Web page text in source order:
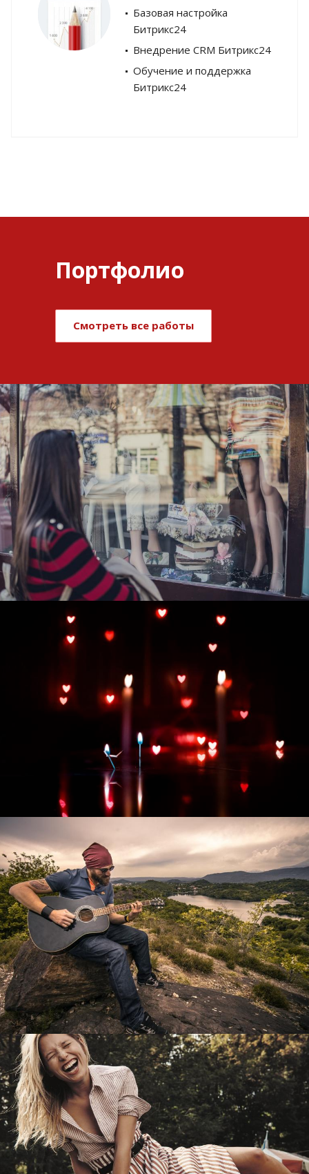
Базовая настройка
Битрикс24
Внедрение CRM Битрикс24
Обучение и поддержка
Битрикс24
Портфолио
Смотреть все работы
Развитие и поддержка интернет-
витрины StepClub
Смотреть проект
Развитие интернет-магазина "Всё для
праздника"
Смотреть проект
Перевод интернет-магазина
Guitaramania.ru на 1С-Битрикс
Смотреть проект
Имиджевый сайт для сети магазинов
Soho Project